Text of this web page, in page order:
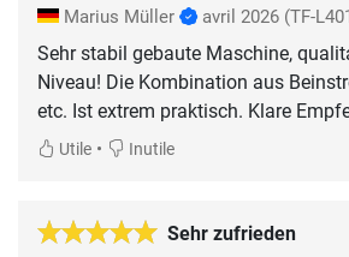
Marius Müller avril 2026 (TF-
Sehr stabil gebaute Maschine,
Niveau! Die Kombination aus
etc. Ist extrem praktisch. Klare
Utile • Inutile
Sehr zufrieden